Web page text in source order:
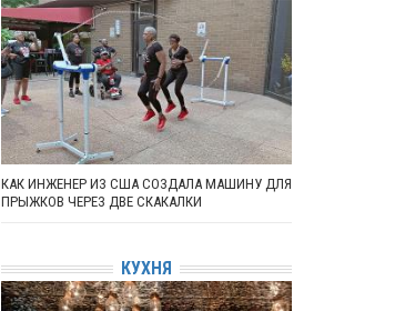
КАК ИНЖЕНЕР ИЗ США СОЗДАЛА МАШИНУ ДЛЯ
ПРЫЖКОВ ЧЕРЕЗ ДВЕ СКАКАЛКИ
КУХНЯ